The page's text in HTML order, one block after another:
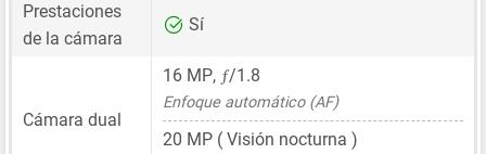
Prestaciones
de la cámara
Sí
Cámara dual
16 MP, ƒ/1.8
Enfoque automático (AF)
20 MP ( Visión nocturna )